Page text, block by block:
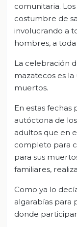
comunitaria.
costumbre de
involucrando a
hombres, a
La celebración
mazatecos es la
muertos.
En estas fechas
autóctona de
adultos que en
completo para
para sus
familiares,
Como ya lo
algarabías para
donde